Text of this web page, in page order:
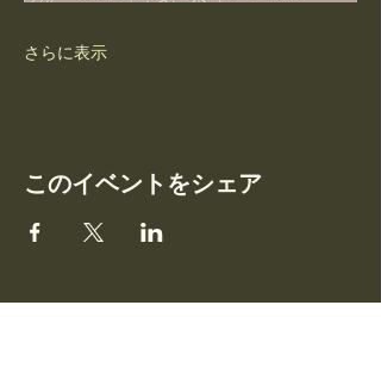
さらに表示
このイベントをシェア